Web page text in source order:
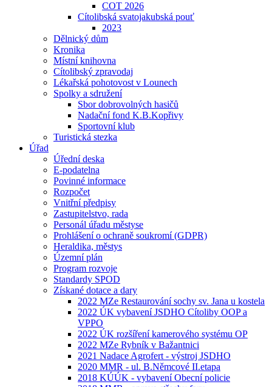
COT 2026
Cítolibská svatojakubská pouť
2023
Dělnický dům
Kronika
Místní knihovna
Cítolibský zpravodaj
Lékařská pohotovost v Lounech
Spolky a sdružení
Sbor dobrovolných hasičů
Nadační fond K.B.Kopřivy
Sportovní klub
Turistická stezka
Úřad
Úřední deska
E-podatelna
Povinné informace
Rozpočet
Vnitřní předpisy
Zastupitelstvo, rada
Personál úřadu městyse
Prohlášení o ochraně soukromí (GDPR)
Heraldika, městys
Územní plán
Program rozvoje
Standardy SPOD
Získané dotace a dary
2022 MZe Restaurování sochy sv. Jana u kostela
2022 ÚK vybavení JSDHO Cítoliby OOP a
VPPO
2022 ÚK rozšíření kamerového systému OP
2022 MZe Rybník v Bažantnici
2021 Nadace Agrofert - výstroj JSDHO
2020 MMR - ul. B.Němcové II.etapa
2018 KÚÚK - vybavení Obecní policie